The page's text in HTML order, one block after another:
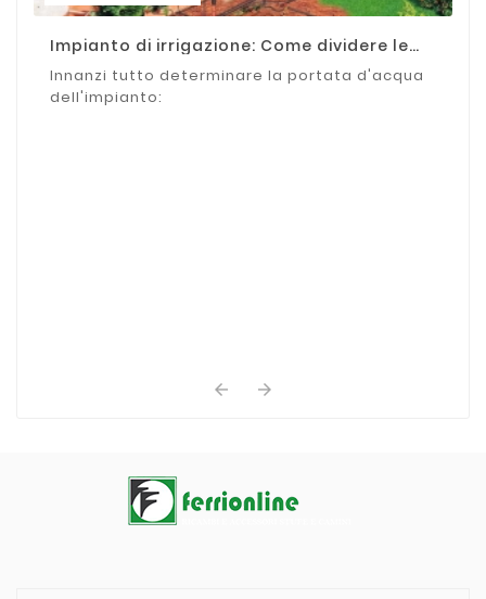
Impianto di irrigazione: Come dividere le
zone
Innanzi tutto determinare la portata d'acqua
dell'impianto:
 